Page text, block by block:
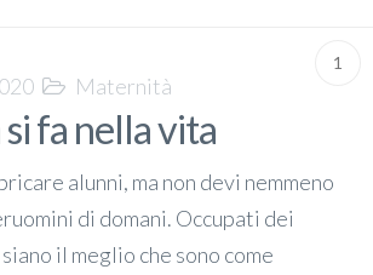
1
Maternità
si fa nella vita
alunni, ma non devi nemmeno
di domani. Occupati dei
il meglio che sono come